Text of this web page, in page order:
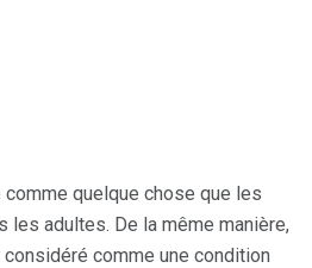
quelque chose que les
les adultes. De la même manière,
comme une condition